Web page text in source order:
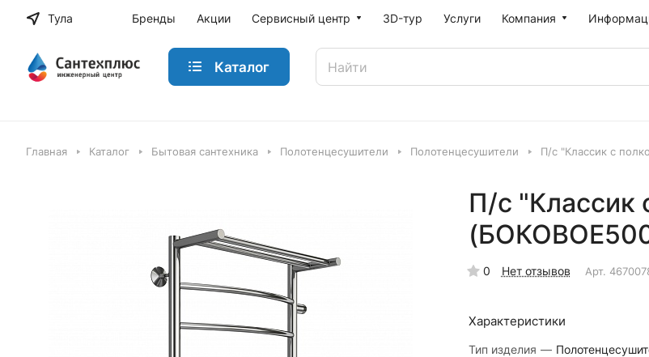
Тула Бренды Акции Сервисный центр 3D-тур Услуги Компания
Каталог
Главная Каталог Бытовая сантехника Полотенцесушители Полотенцесушители П/с "Классик с
П/с "Классик
0 Нет отзывов Арт.
Характеристики
Тип изделия —